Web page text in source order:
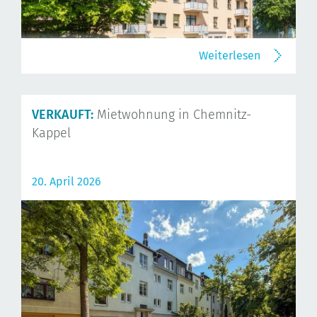
Weiterlesen
VERKAUFT: Mietwohnung in Chemnitz-
Kappel
20. April 2026